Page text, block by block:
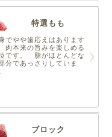
特選もも
でやや歯応えはあります
肉本来の旨みを楽しめる
です。 脂がほとんどな
分であっさりしていま
ブロック